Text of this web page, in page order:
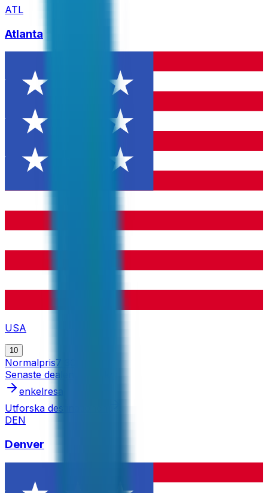
ATL
Atlanta
USA
10
Normalpris7 300 kr
Senaste dealen
enkelresa
Utforska destinationen
DEN
Denver